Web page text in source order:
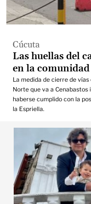
Cúcuta
Las huellas del
en la
La medida de cierre de
Norte que va a
haberse cumplido con la
la Espriella.